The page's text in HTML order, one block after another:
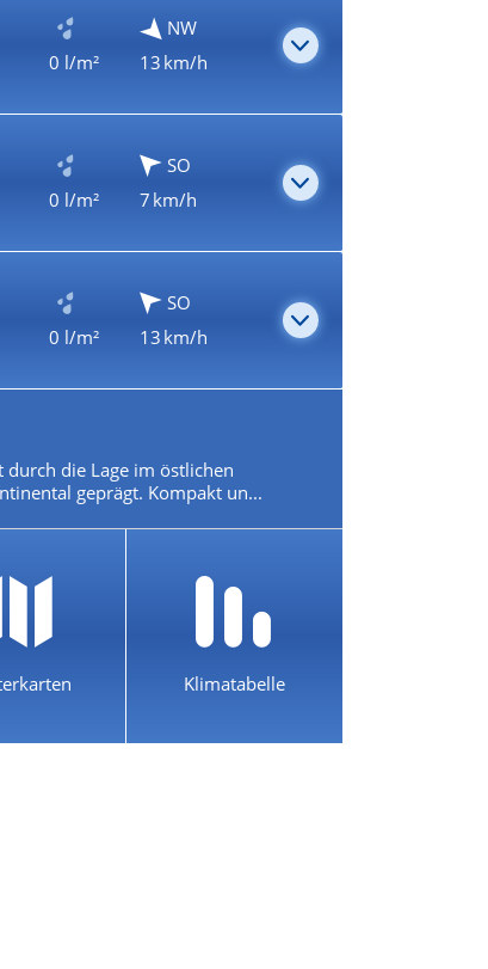
0 l/m²
NW
13 km/h
0 l/m²
SO
7 km/h
0 l/m²
SO
13 km/h
durch die Lage im östlichen
geprägt. Kompakt un...
Klimatabelle